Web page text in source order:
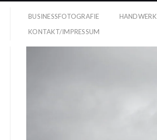
BUSINESSFOTOGRAFIE HANDWERK
KONTAKT/IMPRESSUM